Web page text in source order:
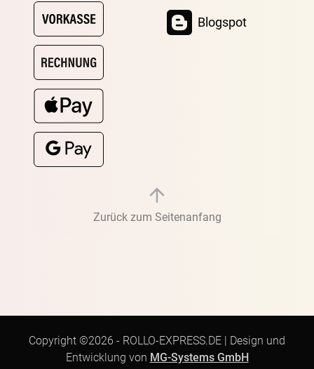
Blogspot
Zurück zum Seitenanfang
Copyright ©2026 - ROLLO-EXPRESS.DE | Design und
Entwicklung von MG-Systems GmbH